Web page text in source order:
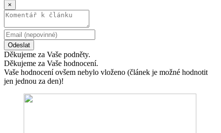
×
Odeslat
Děkujeme za Vaše podněty.
Děkujeme za Vaše hodnocení.
Vaše hodnocení ovšem nebylo vloženo (článek je možné hodnotit
jen jednou za den)!